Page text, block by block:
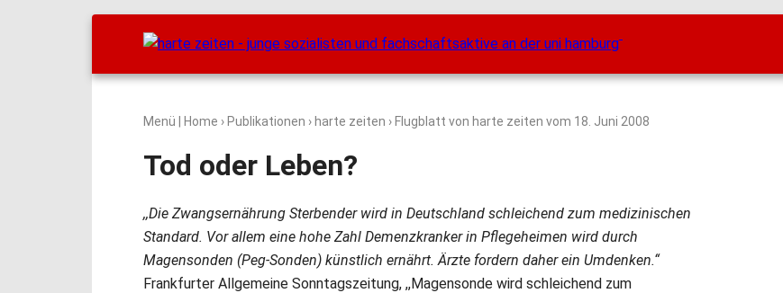
Menü Home › Publikationen › harte zeiten › Flugblatt von harte zeiten vom 18. Juni 2008
Tod oder Leben?
,,Die Zwangsernährung Sterbender wird in Deutschland schleichend zum medizinischen
Standard. Vor allem eine hohe Zahl Demenzkranker in Pflegeheimen wird durch
Magensonden (Peg-Sonden) künstlich ernährt. Ärzte fordern daher ein Umdenken.“
Frankfurter Allgemeine Sonntagszeitung, ,,Magensonde wird schleichend zum